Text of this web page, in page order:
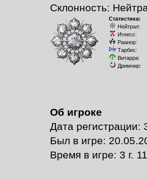
Склонность:
Статистика:
Нейтрал:
Игнесс:
Раанор:
Тарбис:
Витарра:
Дримнир:
Об игроке
Дата регистрации:
Был в игре:
Время в игре: 3 г.